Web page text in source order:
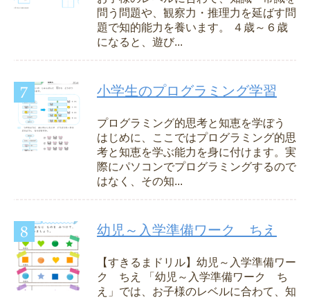
問う問題や、観察力・推理力を延ばす問
題で知的能力を養います。 ４歳～６歳
になると、遊び...
小学生のプログラミング学習
プログラミング的思考と知恵を学ぼう
はじめに、ここではプログラミング的思
考と知恵を学ぶ能力を身に付けます。実
際にパソコンでプログラミングするので
はなく、その知...
幼児～入学準備ワーク ちえ
【すきるまドリル】幼児～入学準備ワー
ク ちえ 「幼児～入学準備ワーク ち
え」では、お子様のレベルに合わて、知